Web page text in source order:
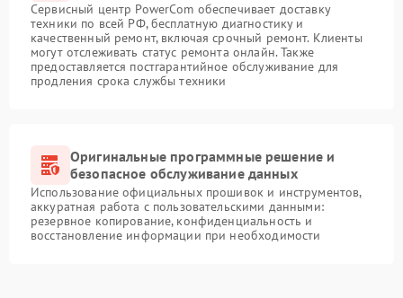
Сервисный центр PowerCom обеспечивает доставку
техники по всей РФ, бесплатную диагностику и
качественный ремонт, включая срочный ремонт. Клиенты
могут отслеживать статус ремонта онлайн. Также
предоставляется постгарантийное обслуживание для
продления срока службы техники
Оригинальные программные решение и
безопасное обслуживание данных
Использование официальных прошивок и инструментов,
аккуратная работа с пользовательскими данными:
резервное копирование, конфиденциальность и
восстановление информации при необходимости